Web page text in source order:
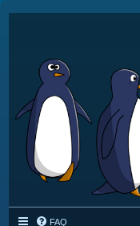
FAQ